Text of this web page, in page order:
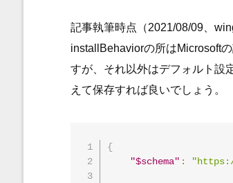
記事執筆時点（2021/08/09、
installBehaviorの所はMicrosoft
すが、それ以外はデフォルト設
えて保存すれば良いでしょう。
{
"$schema" :